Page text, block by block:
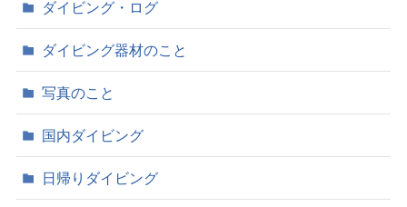
ダイビング・ログ
ダイビング器材のこと
写真のこと
国内ダイビング
日帰りダイビング